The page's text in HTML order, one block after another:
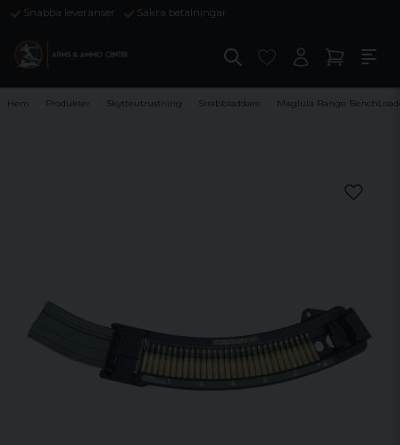
Snabba leveranser Säkra betalningar
Hem Produkter Skytteutrustning Snabbladdare Maglula Range